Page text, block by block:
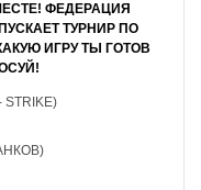
ФЕДЕРАЦИЯ
ТУРНИР ПО
ИГРУ ТЫ ГОТОВ
STRIKE)